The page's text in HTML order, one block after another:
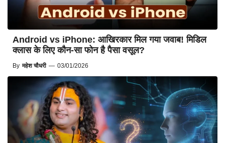
Android vs iPhone: आखिरकार मिल गया जवाब! मिडिल
क्लास के लिए कौन-सा फोन है पैसा वसूल?
By महेश चौधरी — 03/01/2026